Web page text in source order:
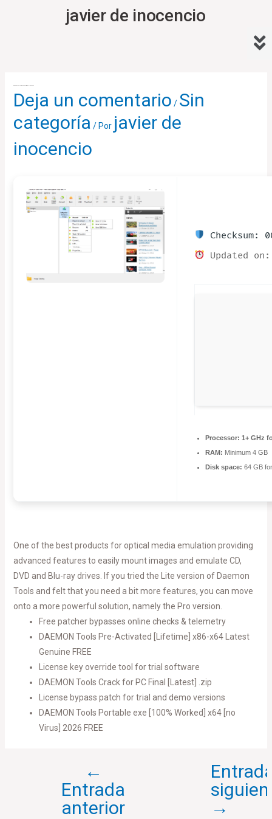
javier de inocencio
Deja un comentario / Sin
categoría / Por javier de
inocencio
Checksum:
Updated
Processor: 1+ GHz
RAM: Minimum 4 GB
Disk space: 64 GB
One of the best products for optical media emulation providing
advanced features to easily mount images and emulate CD,
DVD and Blu-ray drives. If you tried the Lite version of Daemon
Tools and felt that you need a bit more features, you can move
onto a more powerful solution, namely the Pro version.
Free patcher bypasses online checks & telemetry
DAEMON Tools Pre-Activated [Lifetime] x86-x64 Latest
Genuine FREE
License key override tool for trial software
DAEMON Tools Crack for PC Final [Latest] .zip
License bypass patch for trial and demo versions
DAEMON Tools Portable exe [100% Worked] x64 [no
Virus] 2026 FREE
entradas
←
Entrada
anterior
→